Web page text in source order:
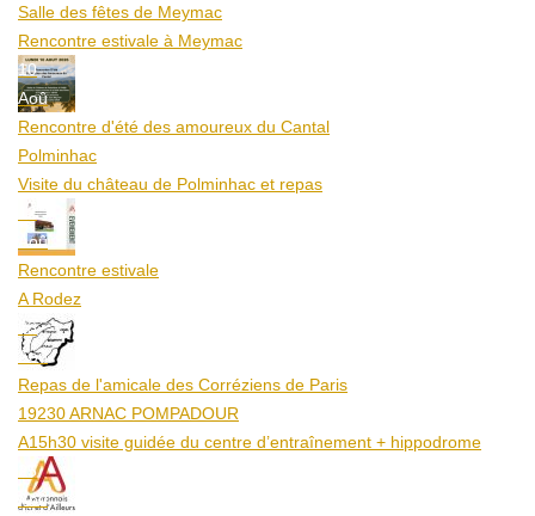
Salle des fêtes de Meymac
Rencontre estivale à Meymac
10
Aoû
Rencontre d'été des amoureux du Cantal
Polminhac
Visite du château de Polminhac et repas
12
Aoû
Rencontre estivale
A Rodez
23
Aoû
Repas de l'amicale des Corréziens de Paris
19230 ARNAC POMPADOUR
A15h30 visite guidée du centre d’entraînement + hippodrome
25
Aoû